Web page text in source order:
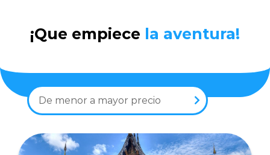
¡Que empiece la aventura!
De menor a mayor precio